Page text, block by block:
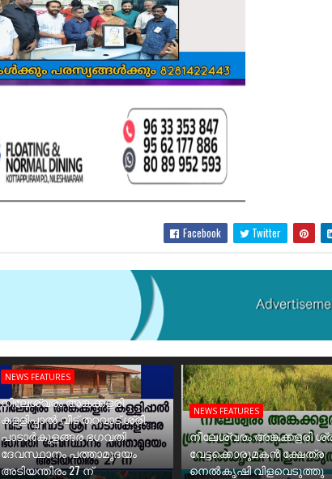
Facebook Twitter
NEWS FEATURES
നീലേശ്വരം അങ്കക്കളരി
കള്ളിപ്പാൽ വീട് തറവാട് ശ്രീ
പാടാർകുളങ്ങര ഭഗവതി
ദേവസ്ഥാനം പത്താമുദയം
അടിയന്തിരം 27 ന്
NEWS FEATURES
നീലേശ്വരം അങ്കക്കളരി
വേട്ടക്കൊരുമകൻ ക്ഷേത്ര
നെൽകൃഷി വിളവെടുത്തു